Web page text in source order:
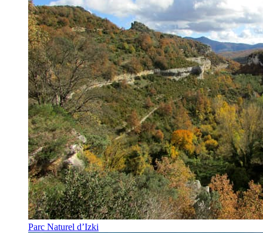
Parc Naturel d’Izki